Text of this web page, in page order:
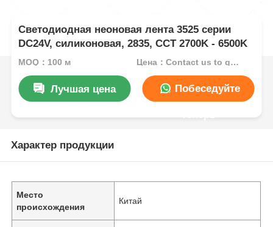
Светодиодная неоновая лента 3525 серии
DC24V, силиконовая, 2835, CCT 2700K - 6500K
MOQ：100 м Цена：Contact us to get best price
Лучшая цена Побеседуйте
Характер продукции
Место
происхождения
Китай